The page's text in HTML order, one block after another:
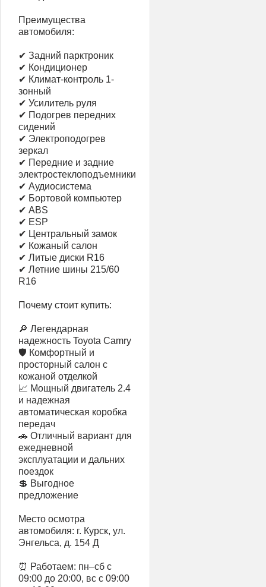
Преимущества
автомобиля:
✔ Задний парктроник
✔ Кондиционер
✔ Климат-контроль 1-
зонный
✔ Усилитель руля
✔ Подогрев передних
сидений
✔ Электроподогрев
зеркал
✔ Передние и задние
электростеклоподъемники
✔ Аудиосистема
✔ Бортовой компьютер
✔ ABS
✔ ESP
✔ Центральный замок
✔ Кожаный салон
✔ Литые диски R16
✔ Летние шины 215/60
R16
Почему стоит купить:
🔎 Легендарная
надежность Toyota Camry
🛡 Комфортный и
просторный салон с
кожаной отделкой
📈 Мощный двигатель 2.4
и надежная
автоматическая коробка
передач
🚗 Отличный вариант для
ежедневной
эксплуатации и дальних
поездок
💲 Выгодное
предложение
Место осмотра
автомобиля: г. Курск, ул.
Энгельса, д. 154 Д
⏰ Работаем: пн–сб с
09:00 до 20:00, вс с 09:00